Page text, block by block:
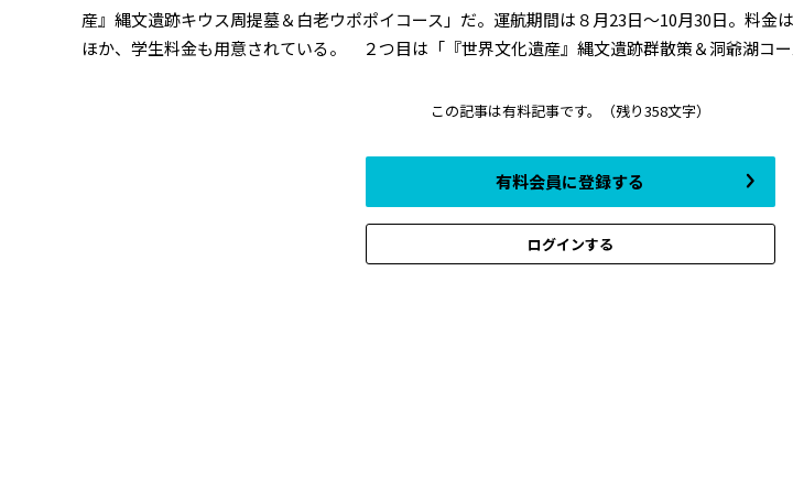
産』縄文遺跡キウス周提墓＆白老ウポポイコース」だ。運航期間は８月23日～10月30日。料金
ほか、学生料金も用意されている。 ２つ目は「『世界文化遺産』縄文遺跡群散策＆洞爺湖コ
この記事は有料記事です。 （残り358文字）
有料会員に登録する
ログインする